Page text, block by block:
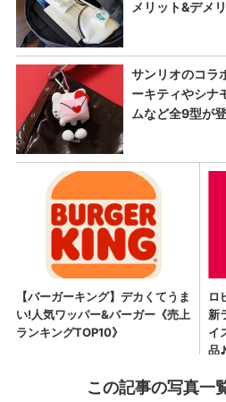
この記事の写真一